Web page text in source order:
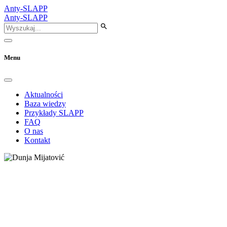
Anty-SLAPP
Anty-SLAPP
Menu
Aktualności
Baza wiedzy
Przykłady SLAPP
FAQ
O nas
Kontakt